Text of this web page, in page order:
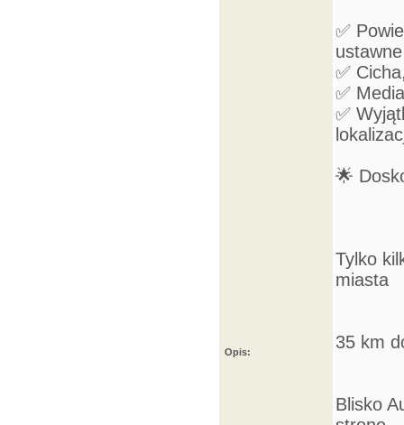
Opis:
✅
ustawne
✅
✅
✅
🌟
Tylko
miasta
35 km
Blisko